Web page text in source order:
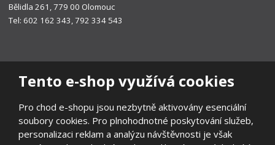
Tento e-shop využívá cookies
Pro chod e-shopu jsou nezbytně aktivovány esenciální
soubory cookies. Pro plnohodnotné poskytování služeb,
personalizaci reklam a analýzu návštěvnosti je však
Bělidla 261, 779 00 Olomouc
Tel: 602 162 343, 792 334 543